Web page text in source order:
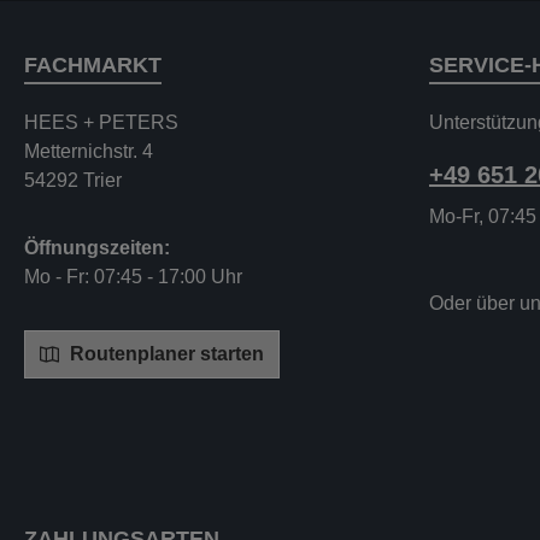
SERVICE-
+49 651
Mo-Fr,
Oder über
FACHMARKT
HEES + PETERS
Metternichstr. 4
54292 Trier
Öffnungszeiten:
Mo - Fr: 07:45 - 17:00 Uhr
Routenplaner starten